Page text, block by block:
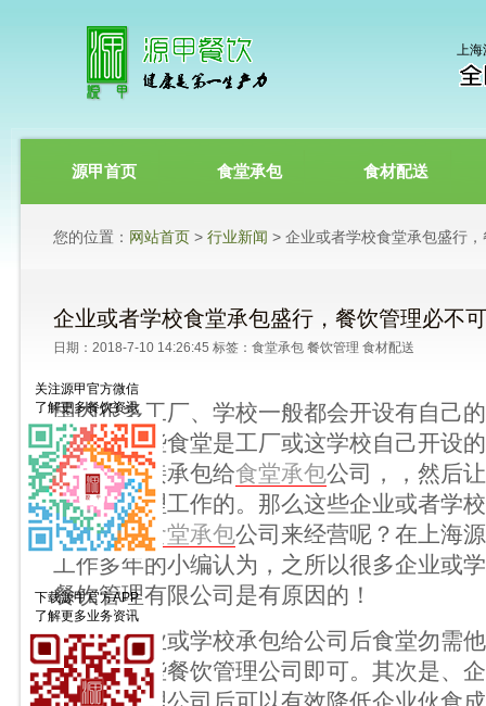
上海
源甲首页 食堂承包 食材配送
您的位置： 网站首页 > 行业新闻 > 企业或者学校食堂承包盛行
企业或者学校食堂承包盛行，餐饮管理必不
日期：2018-7-10 14:26:45 标签： 食堂承包 餐饮管理 食材配送
国内很多工厂、学校一般都会开设有自己
误以为这些食堂是工厂或这学校自己开设
位都是直接承包给食堂承包公司，，然后
行餐饮管理工作的。那么这些企业或者学
包给这些食堂承包公司来经营呢？在上海
工作多年的小编认为，之所以很多企业或
餐饮管理有限公司是有原因的！
首先是企业或学校承包给公司后食堂勿需
需监督这些餐饮管理公司即可。其次是、
关注源甲官方微信
了解更多餐饮资讯
下载源甲官方APP
了解更多业务资讯